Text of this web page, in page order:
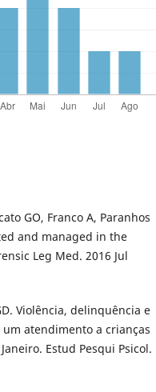
GO, Franco A, Paranhos
and managed in the
Leg Med. 2016 Jul
Violência, delinquência e
atendimento a crianças
Estud Pesqui Psicol.